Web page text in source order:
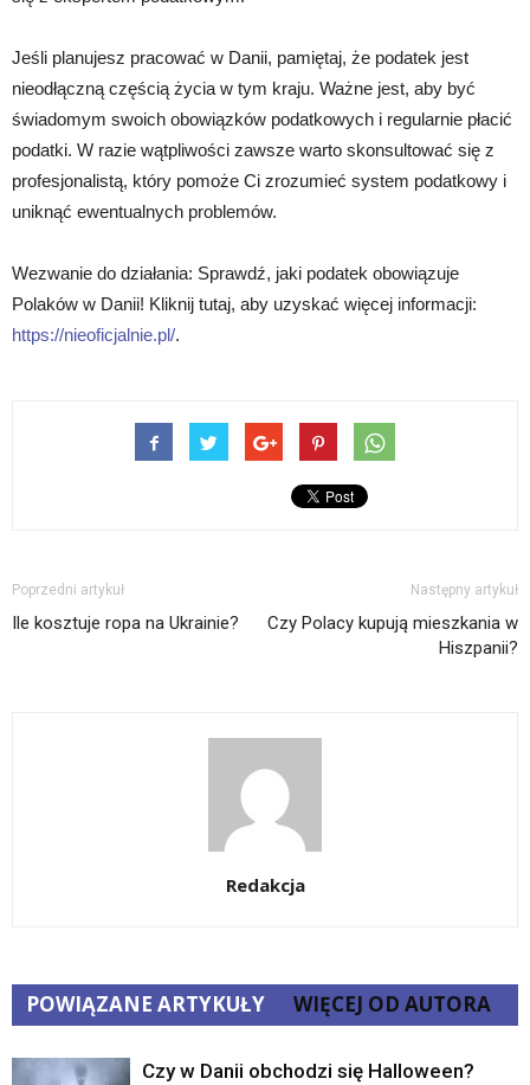
Jeśli planujesz pracować w Danii, pamiętaj, że podatek jest
nieodłączną częścią życia w tym kraju. Ważne jest, aby być
świadomym swoich obowiązków podatkowych i regularnie płacić
podatki. W razie wątpliwości zawsze warto skonsultować się z
profesjonalistą, który pomoże Ci zrozumieć system podatkowy i
uniknąć ewentualnych problemów.
Wezwanie do działania: Sprawdź, jaki podatek obowiązuje
Polaków w Danii! Kliknij tutaj, aby uzyskać więcej informacji:
https://nieoficjalnie.pl/.
Poprzedni artykuł
Ile kosztuje ropa na Ukrainie?
Następny artykuł
Czy Polacy kupują mieszkania w
Hiszpanii?
Redakcja
POWIĄZANE ARTYKUŁY WIĘCEJ OD AUTORA
Czy w Danii obchodzi się Halloween?